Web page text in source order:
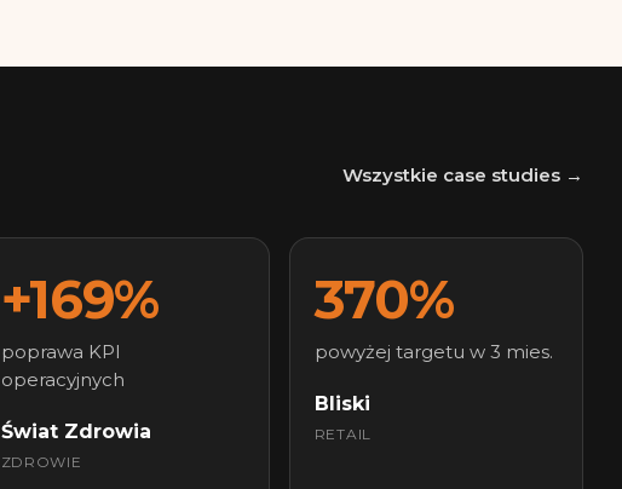
Wszystkie case studies →
+169%
poprawa KPI
operacyjnych
Świat Zdrowia
ZDROWIE
370%
powyżej targetu w 3 mies.
Bliski
RETAIL